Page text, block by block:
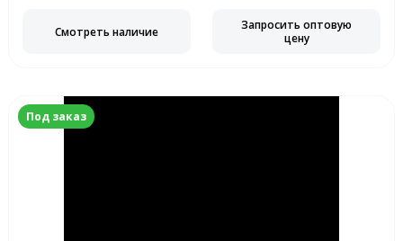
Смотреть наличие
Запросить оптовую
цену
Под заказ